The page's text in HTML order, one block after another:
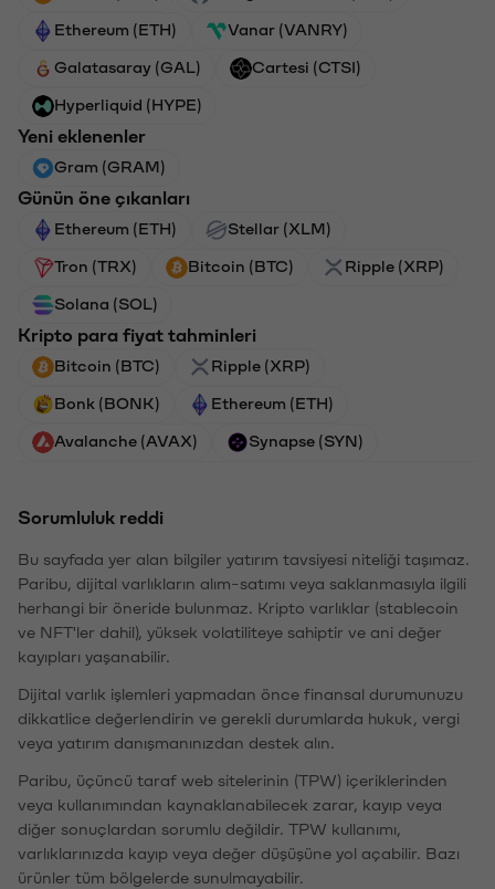
Ethereum (ETH) Vanar (VANRY)
Galatasaray (GAL) Cartesi (CTSI)
Hyperliquid (HYPE)
Yeni eklenenler
Gram (GRAM)
Günün öne çıkanları
Ethereum (ETH) Stellar (XLM)
Tron (TRX) Bitcoin (BTC) Ripple (XRP)
Solana (SOL)
Kripto para fiyat tahminleri
Bitcoin (BTC) Ripple (XRP)
Bonk (BONK) Ethereum (ETH)
Avalanche (AVAX) Synapse (SYN)
Sorumluluk reddi
Bu sayfada yer alan bilgiler yatırım tavsiyesi niteliği taşımaz.
Paribu, dijital varlıkların alım-satımı veya saklanmasıyla ilgili
herhangi bir öneride bulunmaz. Kripto varlıklar (stablecoin
ve NFT'ler dahil), yüksek volatiliteye sahiptir ve ani değer
kayıpları yaşanabilir.
Dijital varlık işlemleri yapmadan önce finansal durumunuzu
dikkatlice değerlendirin ve gerekli durumlarda hukuk, vergi
veya yatırım danışmanınızdan destek alın.
Paribu, üçüncü taraf web sitelerinin (TPW) içeriklerinden
veya kullanımından kaynaklanabilecek zarar, kayıp veya
diğer sonuçlardan sorumlu değildir. TPW kullanımı,
varlıklarınızda kayıp veya değer düşüşüne yol açabilir. Bazı
ürünler tüm bölgelerde sunulmayabilir.